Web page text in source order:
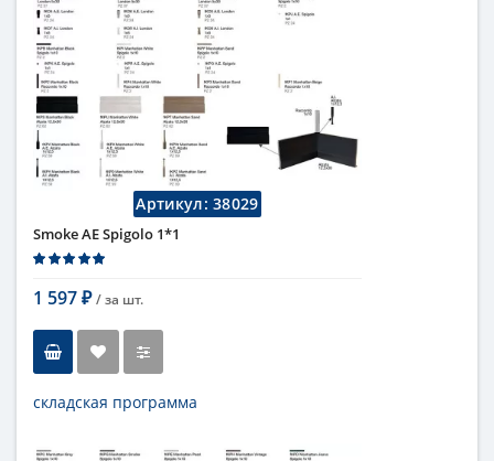
Цвет
серый
Страна
Италия
Поверхность
глянцевая
Коллекция
Fap Ceramiche
Артикул:38029
Smoke AE Spigolo 1*1
1 597 ₽ / за шт.
складская программа